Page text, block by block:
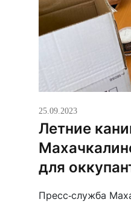
25.09.2023
Летние
для
Пресс-служба